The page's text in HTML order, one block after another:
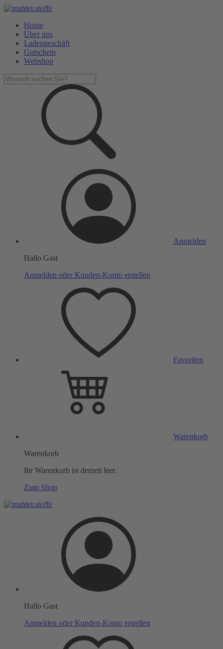
Home
Über uns
Ladengeschäft
Gutschein
Webshop
Anmelden
Hallo Gast
Anmelden oder Kunden-Konto erstellen
Favoriten
Warenkorb
Warenkorb
Ihr Warenkorb ist derzeit leer.
Zum Shop
Hallo Gast
Anmelden oder Kunden-Konto erstellen